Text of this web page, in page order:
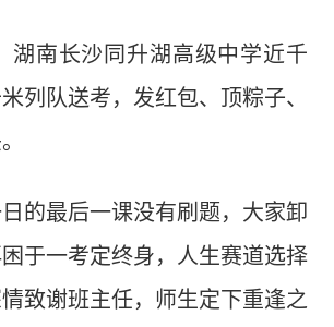
南长沙同升湖高级中学近千
列队送考，发红包、顶粽子、
最后一课没有刷题，大家卸
于一考定终身，人生赛道选择
致谢班主任，师生定下重逢之